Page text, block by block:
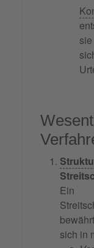
Ein
sich in